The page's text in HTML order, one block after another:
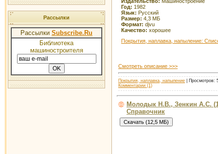
Рассылки
Рассылки Subscribe.Ru
Библиотека
машиностроителя
Год: 1982
Язык: Русский
Размер: 4,3 МБ
Формат: djvu
Качество: хорошее
Покрытия, наплавка, напыление:
Смотреть описание >>>
Покрытия, наплавка, напыление | Просмотров:
Комментарии (1)
Молодык Н.В., Зенкин А.С.
Справочник